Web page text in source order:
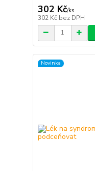
302 Kč/ks
302 Kč bez DPH
Novinka